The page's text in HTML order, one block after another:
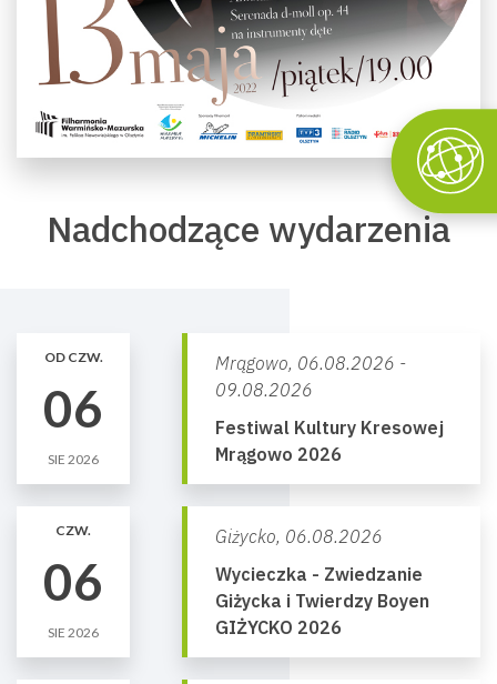
Nadchodzące wydarzenia
OD CZW.
06
SIE 2026
Mrągowo, 06.08.2026 -
09.08.2026
Festiwal Kultury Kresowej
Mrągowo 2026
CZW.
06
SIE 2026
Giżycko, 06.08.2026
Wycieczka - Zwiedzanie
Giżycka i Twierdzy Boyen
GIŻYCKO 2026